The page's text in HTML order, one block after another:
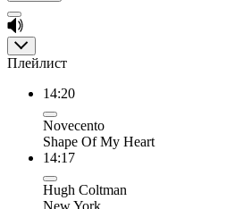
Плейлист
14:20
Novecento
Shape Of My Heart
14:17
Hugh Coltman
New York